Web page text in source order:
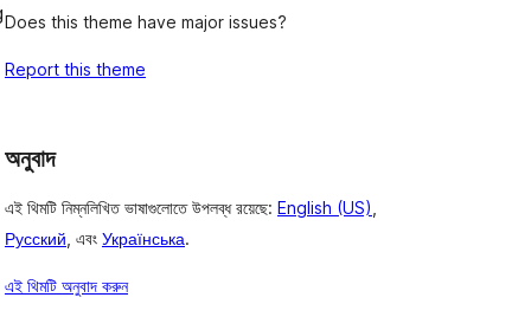
Does this theme have major issues?
Report this theme
অনুবাদ
এই থিমটি নিম্নলিখিত ভাষাগুলোতে উপলব্ধ রয়েছে: English (US)
Русский , এবং Українська.
এই থিমটি অনুবাদ করুন